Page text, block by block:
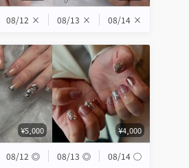
08/12 × 08/13 × 08/14 ×
¥5,000 ¥4,000
08/12 ◎ 08/13 ◎ 08/14 ◯